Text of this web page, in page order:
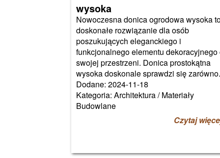
wysoka
Nowoczesna donica ogrodowa wysoka
doskonałe rozwiązanie dla osób
poszukujących eleganckiego i
funkcjonalnego elementu dekoracyjnego
swojej przestrzeni. Donica prostokątna
wysoka doskonale sprawdzi się
Dodane: 2024-11-18
Kategoria: Architektura / Materiały
Budowlane
Czytaj